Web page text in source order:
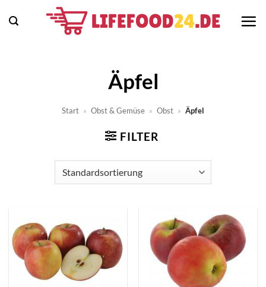
Inhalt
Äpfel
Start » Obst & Gemüse » Obst » Äpfel
FILTER